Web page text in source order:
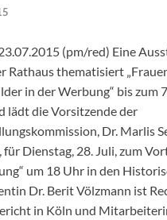
(pm/red) Eine
Rathaus thematisiert
in der Werbung“ bis zum
lädt die Vorsitzende der
Dr. Marlis
Dienstag, 28. Juli, zum
um 18 Uhr in den
Dr. Berit Völzmann ist
in Köln und